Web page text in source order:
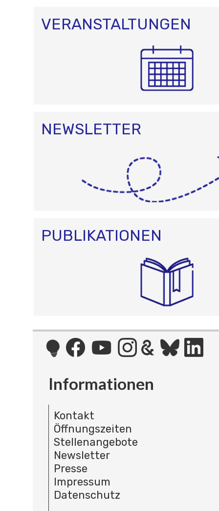
O
N
VERANSTALTUNGEN
NEWSLETTER
PUBLIKATIONEN
Informationen
Kontakt
Öffnungszeiten
Stellenangebote
Newsletter
Presse
Impressum
Datenschutz